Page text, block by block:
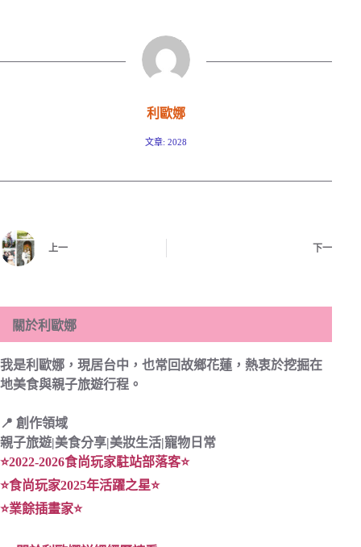
利歐娜
文章: 2028
上一 下一
關於利歐娜
我是利歐娜，現居台中 ，也常回故鄉花蓮， 熱衷於挖掘在
地美食與親子旅遊行程。
📍 創作領域
親子旅遊|美食分享|美妝生活|寵物日常
⭐2022-2026食尚玩家駐站部落客⭐
⭐食尚玩家2025年活躍之星⭐
⭐業餘插畫家⭐